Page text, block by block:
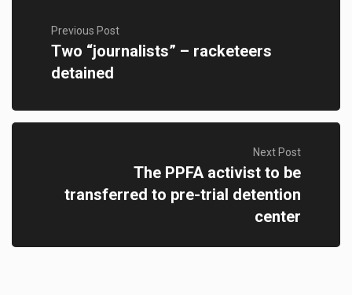
Previous Post
Two “journalists” – racketeers
detained
Next Post
The PPFA activist to be
transferred to pre-trial detention
center